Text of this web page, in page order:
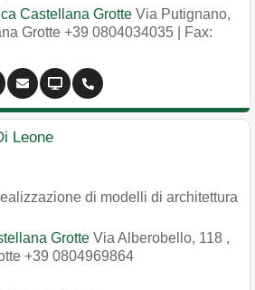
Castellana Grotte Via Putignano,
Grotte +39 0804034035 | Fax:
Leone
di modelli di architettura
Grotte Via Alberobello, 118 ,
+39 0804969864